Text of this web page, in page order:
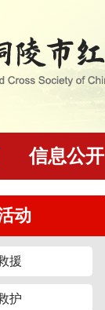
信息公开
动
援
护